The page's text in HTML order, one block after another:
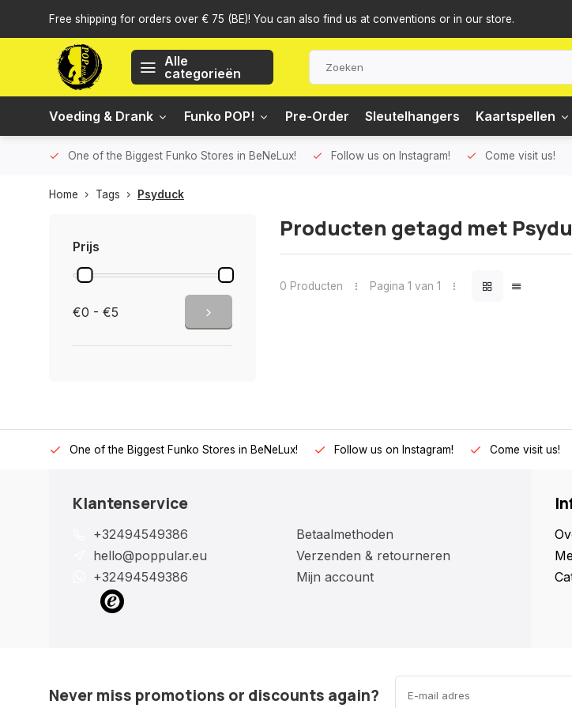
Free shipping for orders over € 75 (BE)! You can also find us at conventions or in our store.
Alle
categorieën
Voeding & Drank Funko POP! Pre-Order Sleutelhangers Kaartspellen
One of the Biggest Funko Stores in BeNeLux! Follow us on Instagram! Come visit us!
Home Tags Psyduck
Prijs
€0 - €5
Producten getagd met
0 Producten Pagina 1 van 1
One of the Biggest Funko Stores in BeNeLux! Follow us on Instagram! Come visit us!
Klantenservice
+32494549386
hello@poppular.eu
+32494549386
Betaalmethoden
Verzenden & retourneren
Mijn account
Never miss promotions or discounts again?